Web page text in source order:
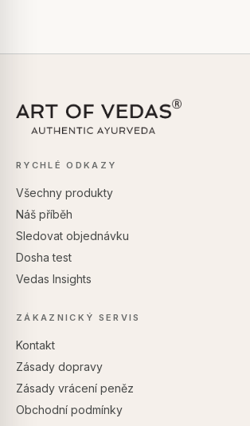
RYCHLÉ ODKAZY
Všechny produkty
Náš příběh
Sledovat objednávku
Dosha test
Vedas Insights
ZÁKAZNICKÝ SERVIS
Kontakt
Zásady dopravy
Zásady vrácení peněz
Obchodní podmínky